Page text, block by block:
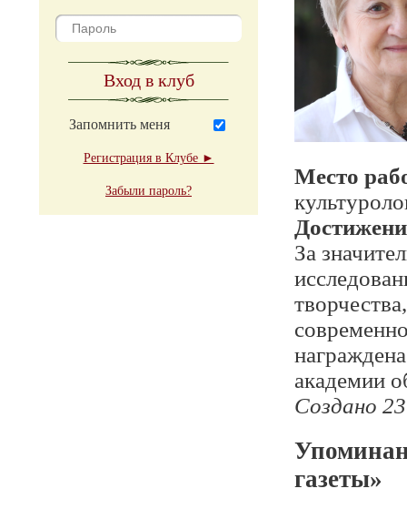
Вход в клуб
Запомнить меня
Регистрация в Клубе ►
Забыли пароль?
Место
За
академии
Создано
газеты»